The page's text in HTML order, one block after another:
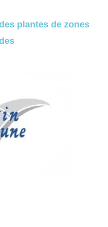
plantes de zones